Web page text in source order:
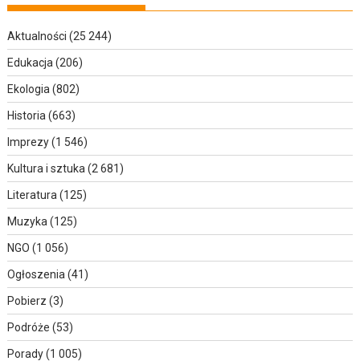
Aktualności (25 244)
Edukacja (206)
Ekologia (802)
Historia (663)
Imprezy(1 546)
Kultura i sztuka (2 681)
Literatura (125)
Muzyka (125)
NGO (1 056)
Ogłoszenia (41)
Pobierz (3)
Podróże (53)
Porady(1 005)